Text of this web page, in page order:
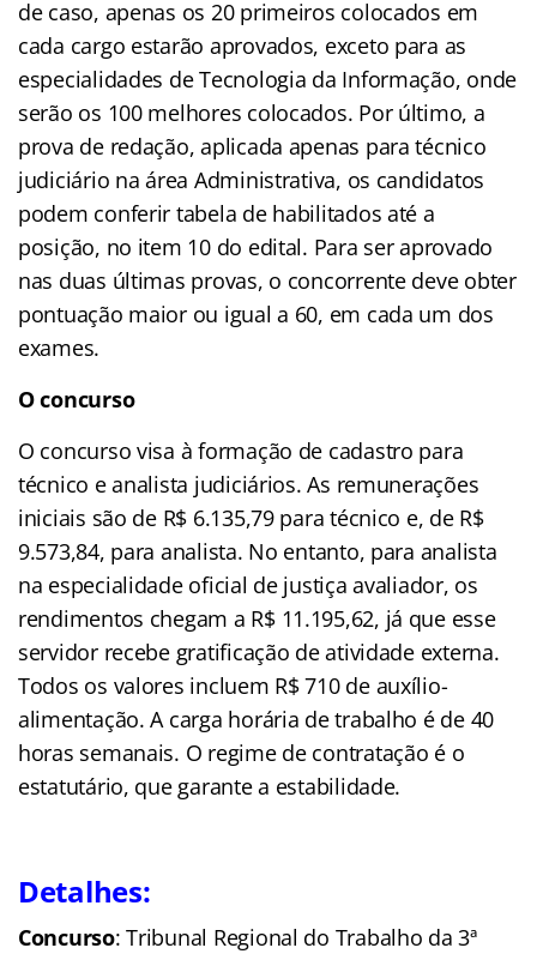
de caso, apenas os 20 primeiros colocados em
cada cargo estarão aprovados, exceto para as
especialidades de Tecnologia da Informação, onde
serão os 100 melhores colocados. Por último, a
prova de redação, aplicada apenas para técnico
judiciário na área Administrativa, os candidatos
podem conferir tabela de habilitados até a
posição, no item 10 do edital. Para ser aprovado
nas duas últimas provas, o concorrente deve obter
pontuação maior ou igual a 60, em cada um dos
exames.
O concurso
O concurso visa à formação de cadastro para
técnico e analista judiciários. As remunerações
iniciais são de R$ 6.135,79 para técnico e, de R$
9.573,84, para analista. No entanto, para analista
na especialidade oficial de justiça avaliador, os
rendimentos chegam a R$ 11.195,62, já que esse
servidor recebe gratificação de atividade externa.
Todos os valores incluem R$ 710 de auxílio-
alimentação. A carga horária de trabalho é de 40
horas semanais. O regime de contratação é o
estatutário, que garante a estabilidade.
Detalhes:
Concurso: Tribunal Regional do Trabalho da 3ª